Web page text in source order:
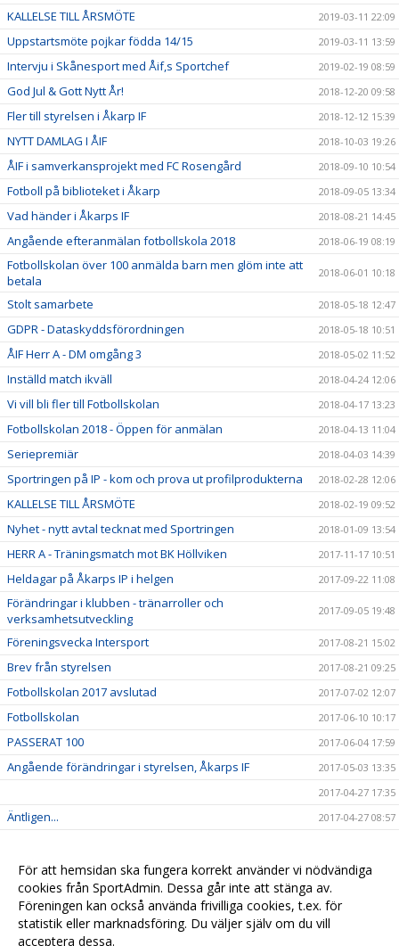
KALLELSE TILL ÅRSMÖTE 2019-03-11 22:09
Uppstartsmöte pojkar födda 14/15 2019-03-11 13:59
Intervju i Skånesport med Åif,s Sportchef 2019-02-19 08:59
God Jul & Gott Nytt År! 2018-12-20 09:58
Fler till styrelsen i Åkarp IF 2018-12-12 15:39
NYTT DAMLAG I ÅIF 2018-10-03 19:26
ÅIF i samverkansprojekt med FC Rosengård 2018-09-10 10:54
Fotboll på biblioteket i Åkarp 2018-09-05 13:34
Vad händer i Åkarps IF 2018-08-21 14:45
Angående efteranmälan fotbollskola 2018 2018-06-19 08:19
Fotbollskolan över 100 anmälda barn men glöm inte att
betala
2018-06-01 10:18
Stolt samarbete 2018-05-18 12:47
GDPR - Dataskyddsförordningen 2018-05-18 10:51
ÅIF Herr A - DM omgång 3 2018-05-02 11:52
Inställd match ikväll 2018-04-24 12:06
Vi vill bli fler till Fotbollskolan 2018-04-17 13:23
Fotbollskolan 2018 - Öppen för anmälan 2018-04-13 11:04
Seriepremiär 2018-04-03 14:39
Sportringen på IP - kom och prova ut profilprodukterna 2018-02-28 12:06
KALLELSE TILL ÅRSMÖTE 2018-02-19 09:52
Nyhet - nytt avtal tecknat med Sportringen 2018-01-09 13:54
HERR A - Träningsmatch mot BK Höllviken 2017-11-17 10:51
Heldagar på Åkarps IP i helgen 2017-09-22 11:08
Förändringar i klubben - tränarroller och
verksamhetsutveckling
2017-09-05 19:48
Föreningsvecka Intersport 2017-08-21 15:02
Brev från styrelsen 2017-08-21 09:25
Fotbollskolan 2017 avslutad 2017-07-02 12:07
Fotbollskolan 2017-06-10 10:17
PASSERAT 100 2017-06-04 17:59
Angående förändringar i styrelsen, Åkarps IF
2017-05-03 13:35
2017-04-27 17:35
Äntligen... 2017-04-27 08:57
Nyheter i profilsortimentet 2017-02-03 08:10
Utbildning genomförd 2016-12-12 20:40
För att hemsidan ska fungera korrekt använder vi nödvändiga
cookies från SportAdmin. Dessa går inte att stänga av.
Föreningen kan också använda frivilliga cookies, t.ex. för
statistik eller marknadsföring. Du väljer själv om du vill
acceptera dessa.